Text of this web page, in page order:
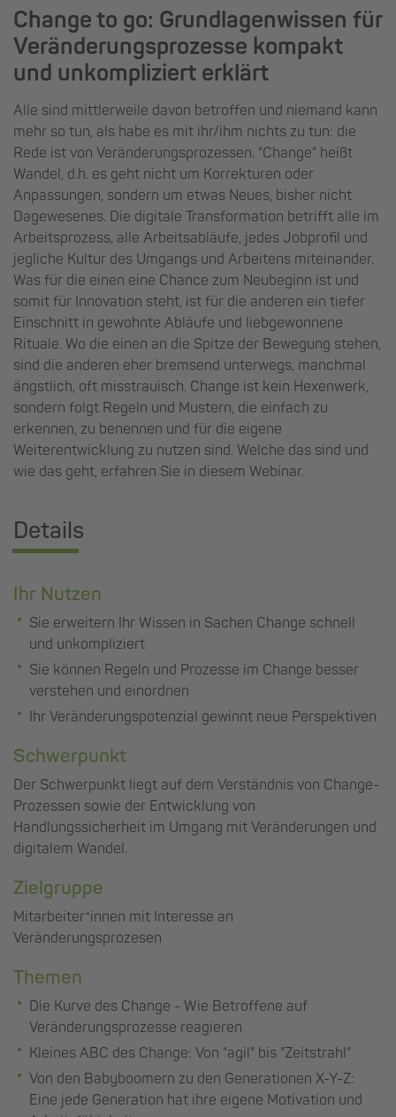
Change to go: Grundlagenwissen für
Veränderungsprozesse kompakt
und unkompliziert erklärt
Alle sind mittlerweile davon betroffen und niemand kann
mehr so tun, als habe es mit ihr/ihm nichts zu tun: die
Rede ist von Veränderungsprozessen. "Change" heißt
Wandel, d.h. es geht nicht um Korrekturen oder
Anpassungen, sondern um etwas Neues, bisher nicht
Dagewesenes. Die digitale Transformation betrifft alle im
Arbeitsprozess, alle Arbeitsabläufe, jedes Jobprofil und
jegliche Kultur des Umgangs und Arbeitens miteinander.
Was für die einen eine Chance zum Neubeginn ist und
somit für Innovation steht, ist für die anderen ein tiefer
Einschnitt in gewohnte Abläufe und liebgewonnene
Rituale. Wo die einen an die Spitze der Bewegung stehen,
sind die anderen eher bremsend unterwegs, manchmal
ängstlich, oft misstrauisch. Change ist kein Hexenwerk,
sondern folgt Regeln und Mustern, die einfach zu
erkennen, zu benennen und für die eigene
Weiterentwicklung zu nutzen sind. Welche das sind und
wie das geht, erfahren Sie in diesem Webinar.
Details
Ihr Nutzen
Sie erweitern Ihr Wissen in Sachen Change schnell
und unkompliziert
Sie können Regeln und Prozesse im Change besser
verstehen und einordnen
Ihr Veränderungspotenzial gewinnt neue Perspektiven
Schwerpunkt
Der Schwerpunkt liegt auf dem Verständnis von Change-
Prozessen sowie der Entwicklung von
Handlungssicherheit im Umgang mit Veränderungen und
digitalem Wandel.
Zielgruppe
Mitarbeiter*innen mit Interesse an
Veränderungsprozesen
Themen
Die Kurve des Change - Wie Betroffene auf
Veränderungsprozesse reagieren
Kleines ABC des Change: Von "agil" bis "Zeitstrahl"
Von den Babyboomern zu den Generationen X-Y-Z:
Eine jede Generation hat ihre eigene Motivation und